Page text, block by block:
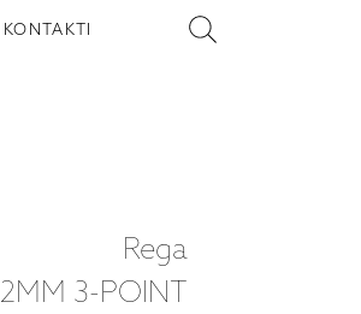
KONTAKTI
Rega
2MM 3-POINT